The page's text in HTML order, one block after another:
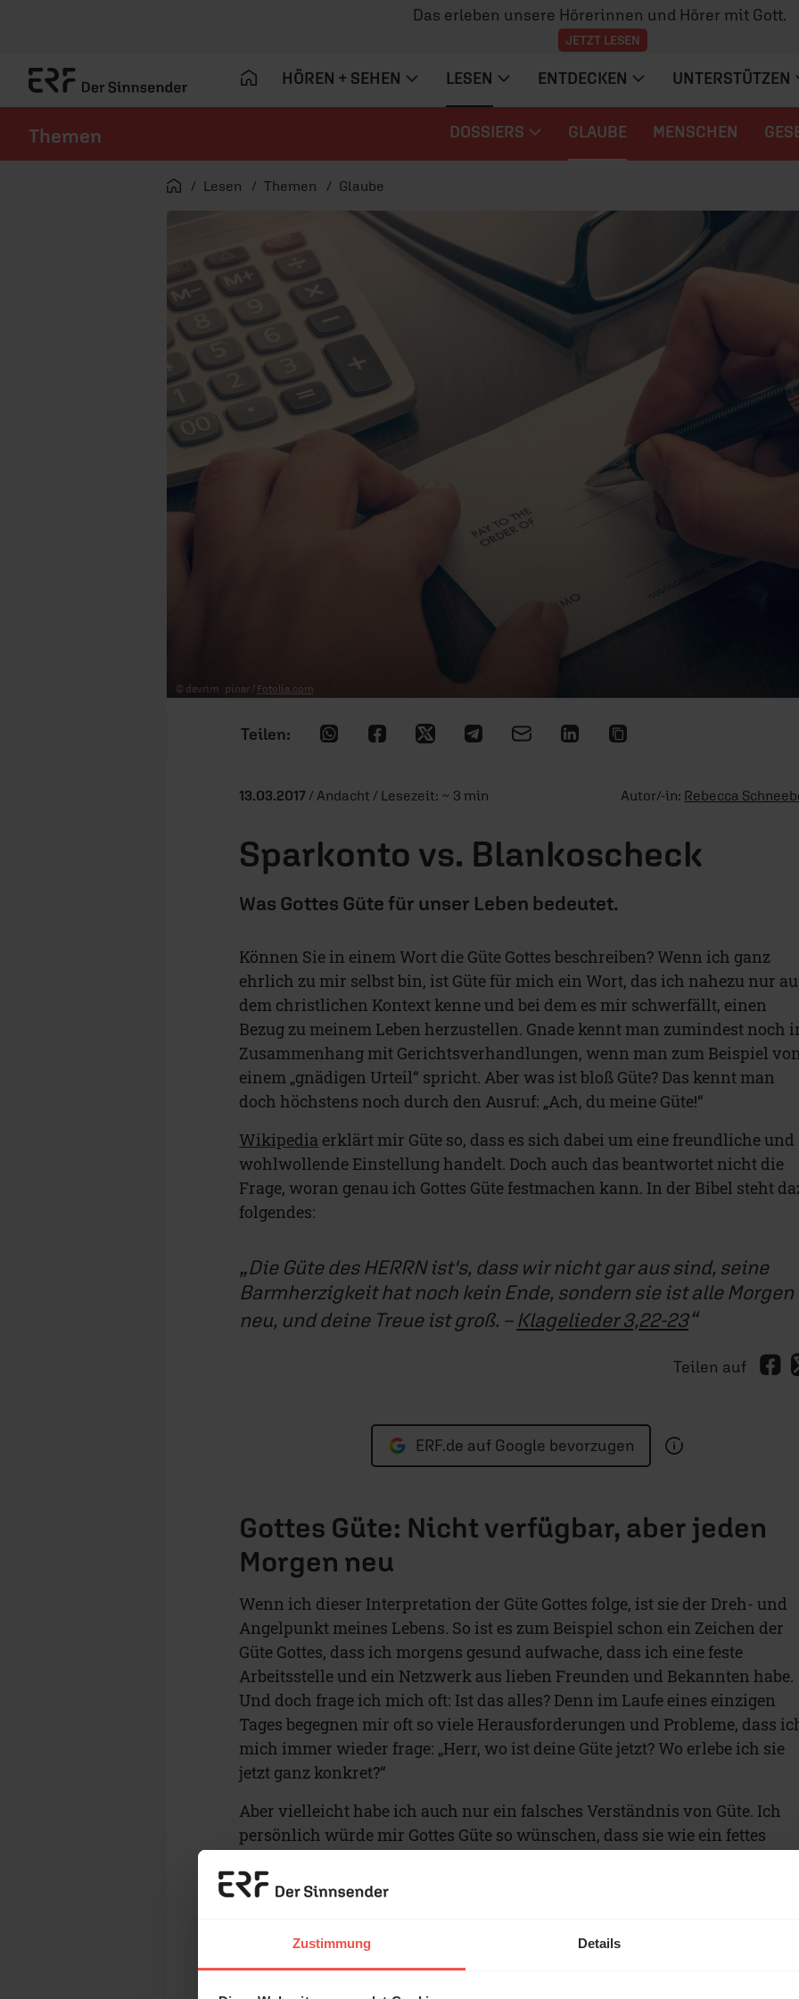
Zustimmung Details
Das erleben unsere Hörerinnen und Hörer mit Gott.
JETZT LESEN
HÖREN + SEHEN LESEN ENTDECKEN UNTERSTÜTZEN
Themen DOSSIERS GLAUBE MENSCHEN
Startseite
Lesen Themen Glaube
© devrim_pinar / Fotolia.com
13.03.2017 / Andacht / Lesezeit: ~ 3 min Autor/-in: Rebecca
Sparkonto vs. Blankoscheck
Was Gottes Güte für unser Leben bedeutet.
Können Sie in einem Wort die Güte Gottes beschreiben? Wenn ich ganz
ehrlich zu mir selbst bin, ist Güte für mich ein Wort, das ich nahezu nur
dem christlichen Kontext kenne und bei dem es mir schwerfällt, einen
Bezug zu meinem Leben herzustellen. Gnade kennt man zumindest noch
Zusammenhang mit Gerichtsverhandlungen, wenn man zum Beispiel von
einem „gnädigen Urteil“ spricht. Aber was ist bloß Güte? Das kennt man
doch höchstens noch durch den Ausruf: „Ach, du meine Güte!“
Wikipedia erklärt mir Güte so, dass es sich dabei um eine freundliche und
wohlwollende Einstellung handelt. Doch auch das beantwortet nicht die
Frage, woran genau ich Gottes Güte festmachen kann. In der Bibel steht
folgendes:
Die Güte des HERRN ist's, dass wir nicht gar aus sind, seine
Barmherzigkeit hat noch kein Ende, sondern sie ist alle Morgen
neu, und deine Treue ist groß. –Klagelieder 3,22-23
Teilen auf
ERF.de auf Google bevorzugen
Gottes Güte: Nicht verfügbar, aber jeden
Morgen neu
Wenn ich dieser Interpretation der Güte Gottes folge, ist sie der Dreh- und
Angelpunkt meines Lebens. So ist es zum Beispiel schon ein Zeichen der
Güte Gottes, dass ich morgens gesund aufwache, dass ich eine feste
Arbeitsstelle und ein Netzwerk aus lieben Freunden und Bekannten habe.
Und doch frage ich mich oft: Ist das alles? Denn im Laufe eines einzigen
Tages begegnen mir oft so viele Herausforderungen und Probleme, dass
mich immer wieder frage: „Herr, wo ist deine Güte jetzt? Wo erlebe ich sie
jetzt ganz konkret?“
Aber vielleicht habe ich auch nur ein falsches Verständnis von Güte. Ich
persönlich würde mir Gottes Güte so wünschen, dass sie wie ein fettes
Doch die Bibel belehrt mich eines Besseren: Denn Gottes Güte „ist alle
Tag benötige, es ist
genug da. Mein Konto wird nie leer sein. Aber